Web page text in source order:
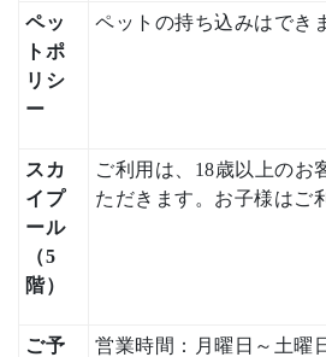
ペッ
トポ
リシ
ー
ペットの持ち込みはでき
スカ
イプ
ール
（5
階）
ご利用は、18歳以上のお
ただきます。お子様はご
ご予
営業時間：月曜日～土曜